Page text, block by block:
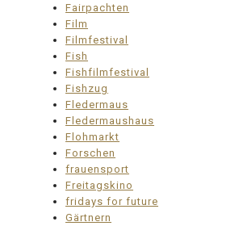
Fairpachten
Film
Filmfestival
Fish
Fishfilmfestival
Fishzug
Fledermaus
Fledermaushaus
Flohmarkt
Forschen
frauensport
Freitagskino
fridays for future
Gärtnern